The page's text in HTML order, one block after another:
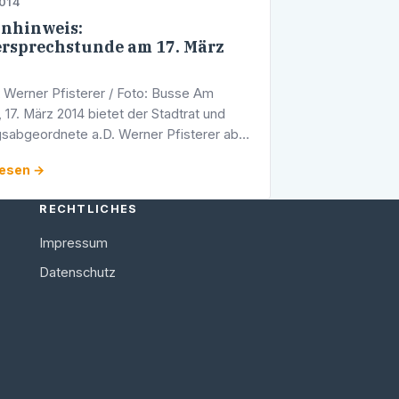
am 17. März
Werner Pfisterer / Foto: Busse Am
17. März 2014 bietet der Stadtrat und
a.D. Werner Pfisterer ab
des …
→
RECHTLICHES
Impressum
Datenschutz